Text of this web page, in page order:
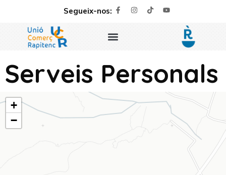
Segueix-nos:
Serveis Personals
+
−